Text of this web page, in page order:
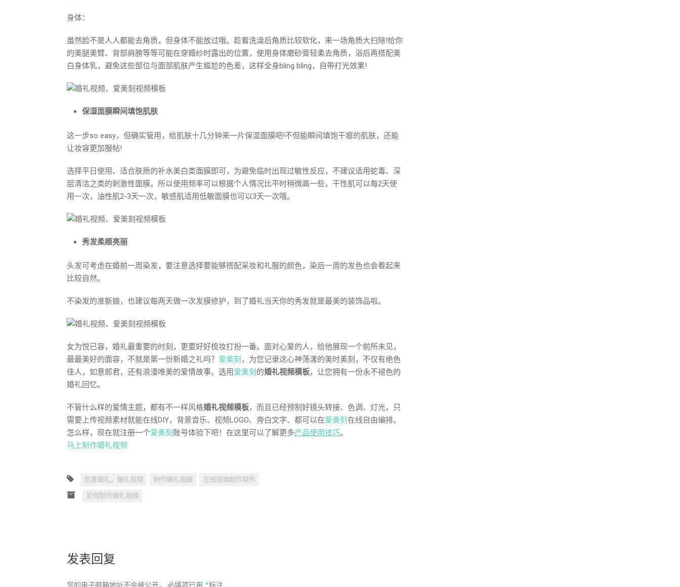
身体：
虽然脸不是人人都能去角质，但身体不能放过哦。趁着洗澡后角质比较软化，来一场角质大扫除!给你
的美腿美臂、背部肩膀等等可能在穿婚纱时露出的位置，使用身体磨砂膏轻柔去角质，浴后再搭配美
白身体乳，避免这些部位与面部肌肤产生尴尬的色差，这样全身bling bling，自带打光效果!
保湿面膜瞬间填饱肌肤
这一步so easy，但确实管用，给肌肤十几分钟来一片保湿面膜吧!不但能瞬间填饱干瘪的肌肤，还能
让妆容更加服帖!
选择平日使用、适合肤质的补水美白类面膜即可，为避免临时出现过敏性反应，不建议适用蛇毒、深
层清洁之类的刺激性面膜。所以使用频率可以根据个人情况比平时稍微高一些，干性肌可以每2天使
用一次，油性肌2-3天一次，敏感肌适用低敏面膜也可以3天一次哦。
秀发柔顺亮丽
头发可考虑在婚前一周染发，要注意选择要能够搭配采妆和礼服的颜色，染后一周的发色也会看起来
比较自然。
不染发的准新娘，也建议每两天做一次发膜修护，到了婚礼当天你的秀发就是最美的装饰品啦。
女为悦已容，婚礼最重要的时刻，更要好好梳妆打扮一番。面对心爱的人，给他展现一个前所未见，
最最美好的面容，不就是第一份新婚之礼吗？ 爱美刻 ，为您记录这心神荡漾的美时美刻，不仅有绝色
佳人，如意郎君，还有浪漫唯美的爱情故事。选用爱美刻 的婚礼视频模板，让您拥有一份永不褪色的
婚礼回忆。
不管什么样的爱情主题，都有不一样风格婚礼视频模板，而且已经预制好镜头转接、色调、灯光，只
需要上传视频素材就能在线DIY，背景音乐、视频LOGO、旁白文字、都可以在爱美刻在线自由编排。
怎么样，现在就注册一个爱美刻 账号体验下吧！在这里可以了解更多产品使用技巧。
马上制作婚礼视频
创意婚礼，婚礼视频 制作婚礼视频 在线视频制作软件
如何制作婚礼视频
发表回复
您的电子邮箱地址不会被公开。 必填项已用 *标注